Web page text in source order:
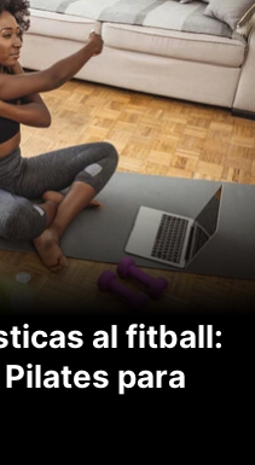
al fitball:
para